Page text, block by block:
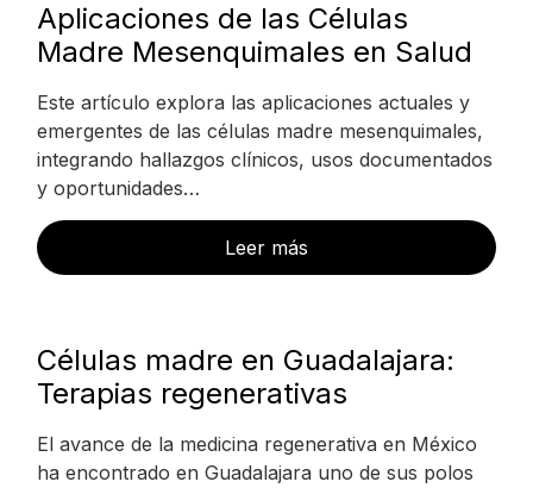
Aplicaciones de las Células
Madre Mesenquimales en Salud
Este artículo explora las aplicaciones actuales y
emergentes de las células madre mesenquimales,
integrando hallazgos clínicos, usos documentados
y oportunidades…
Leer más
Células madre en Guadalajara:
Terapias regenerativas
El avance de la medicina regenerativa en México
ha encontrado en Guadalajara uno de sus polos